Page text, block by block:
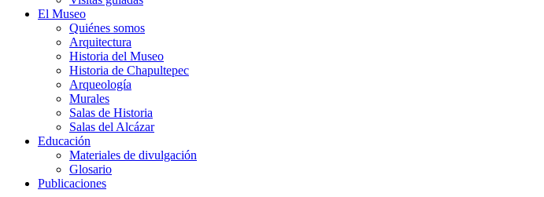
El Museo
Quiénes somos
Arquitectura
Historia del Museo
Historia de Chapultepec
Arqueología
Murales
Salas de Historia
Salas del Alcázar
Educación
Materiales de divulgación
Glosario
Publicaciones